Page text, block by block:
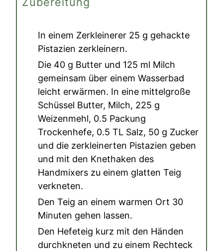
In einem Zerkleinerer 25 g gehackte
Pistazien zerkleinern.
Die 40 g Butter und 125 ml Milch
gemeinsam über einem Wasserbad
leicht erwärmen. In eine mittelgroße
Schüssel Butter, Milch, 225 g
Weizenmehl, 0.5 Packung
Trockenhefe, 0.5 TL Salz, 50 g Zucker
und die zerkleinerten Pistazien geben
und mit den Knethaken des
Handmixers zu einem glatten Teig
verkneten.
Den Teig an einem warmen Ort 30
Minuten gehen lassen.
Den Hefeteig kurz mit den Händen
durchkneten und zu einem Rechteck